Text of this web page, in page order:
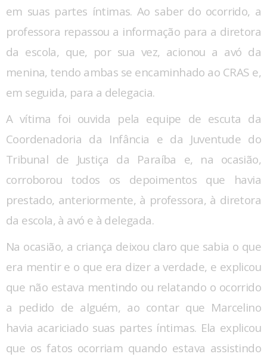
em suas partes íntimas. Ao saber do ocorrido, a
professora repassou a informação para a diretora
da escola, que, por sua vez, acionou a avó da
menina, tendo ambas se encaminhado ao CRAS e,
em seguida, para a delegacia.
A vítima foi ouvida pela equipe de escuta da
Coordenadoria da Infância e da Juventude do
Tribunal de Justiça da Paraíba e, na ocasião,
corroborou todos os depoimentos que havia
prestado, anteriormente, à professora, à diretora
da escola, à avó e à delegada.
Na ocasião, a criança deixou claro que sabia o que
era mentir e o que era dizer a verdade, e explicou
que não estava mentindo ou relatando o ocorrido
a pedido de alguém, ao contar que Marcelino
havia acariciado suas partes íntimas. Ela explicou
que os fatos ocorriam quando estava assistindo